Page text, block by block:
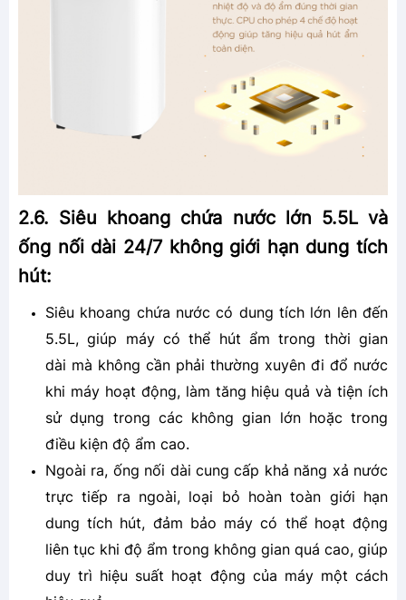
2.6. Siêu khoang chứa nước lớn 5.5L và
ống nối dài 24/7 không giới hạn dung tích
hút:
Siêu khoang chứa nước có dung tích lớn lên đến
5.5L, giúp máy có thể hút ẩm trong thời gian
dài mà không cần phải thường xuyên đi đổ nước
khi máy hoạt động, làm tăng hiệu quả và tiện ích
sử dụng trong các không gian lớn hoặc trong
điều kiện độ ẩm cao.
Ngoài ra, ống nối dài cung cấp khả năng xả nước
trực tiếp ra ngoài, loại bỏ hoàn toàn giới hạn
dung tích hút, đảm bảo máy có thể hoạt động
liên tục khi độ ẩm trong không gian quá cao, giúp
duy trì hiệu suất hoạt động của máy một cách